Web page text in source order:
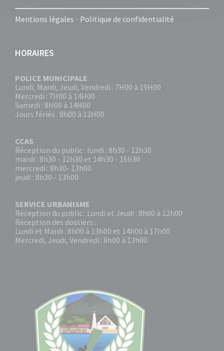
Mentions légales - Politique de confidentialité
HORAIRES
POLICE MUNICIPALE
Lundi, Mardi, Jeudi, Vendredi : 7H00 à 19H00
Mercredi : 7H00 à 14H00
Samedi : 8H00 à 14H00
Jours fériés : 8h00 à 12H00
CCAS
Réception du public : lundi : 8h30 - 12h30
mardi : 8h30 - 12h30 et 14h30 - 16h30
mercredi : 8h30- 13h00
jeudi : 8h30 - 13h00
SERVICE URBANISME
Réception du public : Lundi et Jeudi : 8h00 à 12h00
Réception des dossiers :
Lundi et Mardi : 8h00 à 13h00 et 14h00 à 17h00.
Mercredi, Jeudi, Vendredi : 8h00 à 13h00